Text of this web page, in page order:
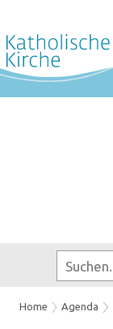
Home Agenda